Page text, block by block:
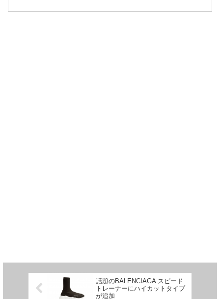
話題のBALENCIAGA スピード
トレーナーにハイカットタイプ
が追加